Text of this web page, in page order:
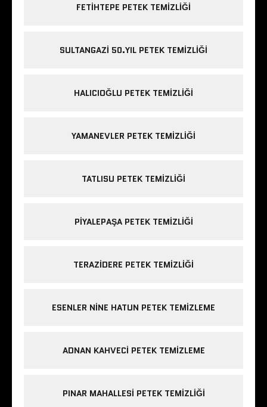
FETIHTEPE PETEK TEMIZLIĞI
SULTANGAZI 50.YIL PETEK TEMIZLIĞI
HALICIOĞLU PETEK TEMIZLIĞI
YAMANEVLER PETEK TEMIZLIĞI
TATLISU PETEK TEMIZLIĞI
PIYALEPAŞA PETEK TEMIZLIĞI
TERAZIDERE PETEK TEMIZLIĞI
ESENLER NINE HATUN PETEK TEMIZLEME
ADNAN KAHVECI PETEK TEMIZLEME
PINAR MAHALLESI PETEK TEMIZLIĞI